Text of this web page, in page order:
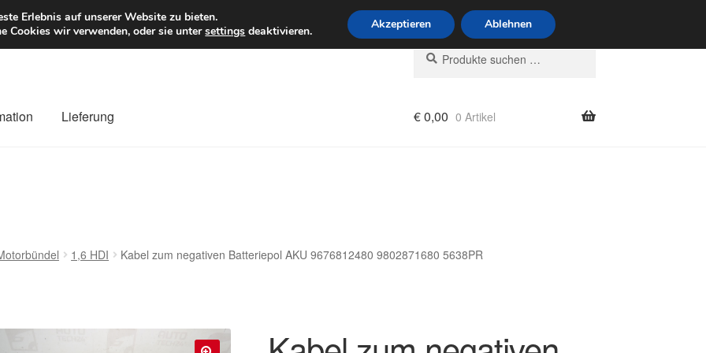
EUR Mo–Fr 9–16 Uhr · 0175 7465658
Suchen
nach:
Suchen
Lieferung €0,00 0 Artikel
1,6 HDI Kabel zum negativen Batteriepol AKU 9676812480 9802871680 5638PR
Erlebnis auf unserer Website zu bieten.
Cookies wir verwenden, oder sie untersettings deaktivieren. Akzeptieren Ablehnen